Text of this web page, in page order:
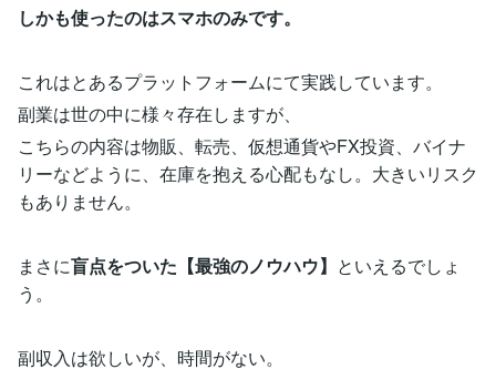
しかも使ったのはスマホのみです。
これはとあるプラットフォームにて実践しています。
副業は世の中に様々存在しますが、
こちらの内容は物販、転売、仮想通貨やFX投資、バイナ
リーなどように、在庫を抱える心配もなし。大きいリスク
もありません。
まさに盲点をついた【最強のノウハウ】 といえるでしょ
う。
副収入は欲しいが、時間がない。